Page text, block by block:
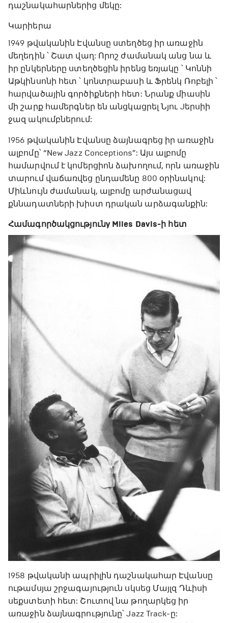
դաշնակահարներից մեկը:
Կարիերա
1949 թվականին Էվանսը ստեղծեց իր առաջին
մեղեդին ՝ Շատ վաղ: Որոշ ժամանակ անց նա և
իր ընկերները ստեղծեցին իրենց եռյակը ՝ Կոննի
Աթկինսոնի հետ ՝ կոնտրաբասի և Ֆրենկ Ռոբելի ՝
հարվածային գործիքների հետ: Նրանք միասին
մի շարք համերգներ են անցկացրել Նյու Jերսիի
ջազ ակումբներում:
1956 թվականին Էվանսը ձայնագրեց իր առաջին
ալբոմը՝ “New Jazz Conceptions”: Այս ալբոմը
համարվում է կոմերցիոն ձախողում, որն առաջին
տարում վաճառվեց ընդամենը 800 օրինակով:
Միևնույն ժամանակ, ալբոմը արժանացավ
քննադատների խիստ դրական արձագանքին:
Համագործակցությունy Miles Davis-ի հետ
1958 թվականի ապրիլին դաշնակահար Էվանսը
ութամսյա շրջագայություն սկսեց Մայլզ Դևիսի
սեքստետի հետ: Շուտով նա թողարկեց իր
առաջին ձայնագրությունը՝ Jazz Track-ը: